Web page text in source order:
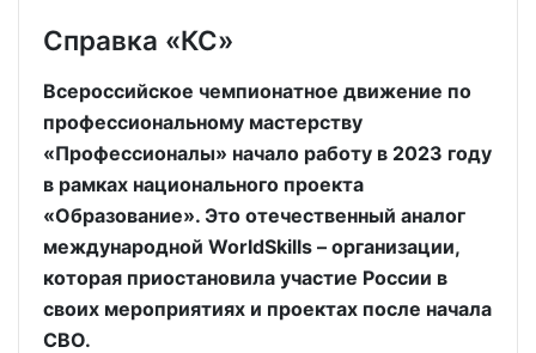
Справка «КС»
Всероссийское чемпионатное движение по
профессиональному мастерству
«Профессионалы» начало работу в 2023 году
в рамках национального проекта
«Образование». Это отечественный аналог
международной WorldSkills – организации,
которая приостановила участие России в
своих мероприятиях и проектах после начала
СВО.